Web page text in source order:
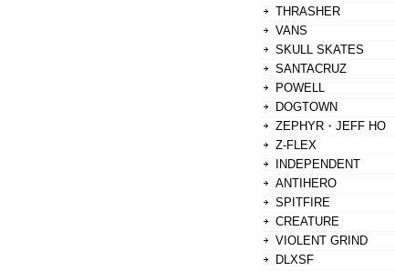
THRASHER
VANS
SKULL SKATES
SANTACRUZ
POWELL
DOGTOWN
ZEPHYR・JEFF HO
Z-FLEX
INDEPENDENT
ANTIHERO
SPITFIRE
CREATURE
VIOLENT GRIND
DLXSF